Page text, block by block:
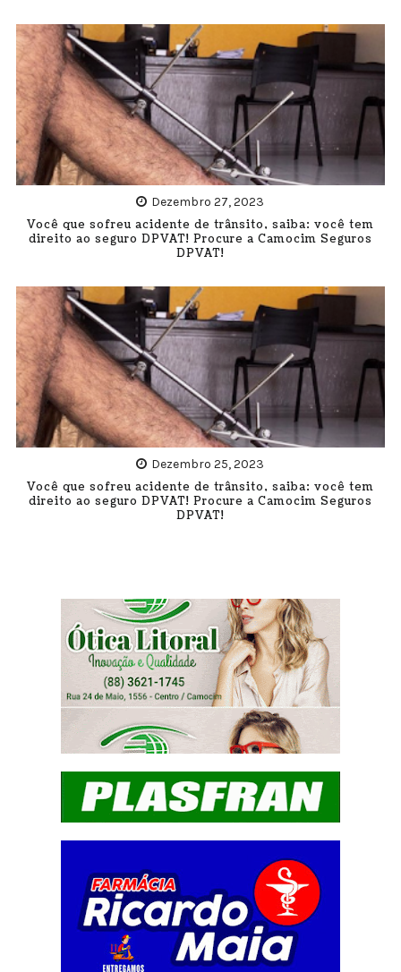
Dezembro 27, 2023
Você que sofreu acidente de trânsito, saiba: você tem
direito ao seguro DPVAT! Procure a Camocim Seguros
DPVAT!
Dezembro 25, 2023
Você que sofreu acidente de trânsito, saiba: você tem
direito ao seguro DPVAT! Procure a Camocim Seguros
DPVAT!